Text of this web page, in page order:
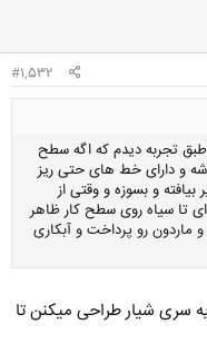
#1,532
علاوه بر راهنمایی های جناب مهندس GNMS طبق تجربه دیدم که اگه سطح
و دارای خط های حتی ریز
و بسوزه و وقتی از
تا سیاه روی سطح کار ظاهر
رو پرداخت و آبکاری
سری شیار طراحی میکنن تا